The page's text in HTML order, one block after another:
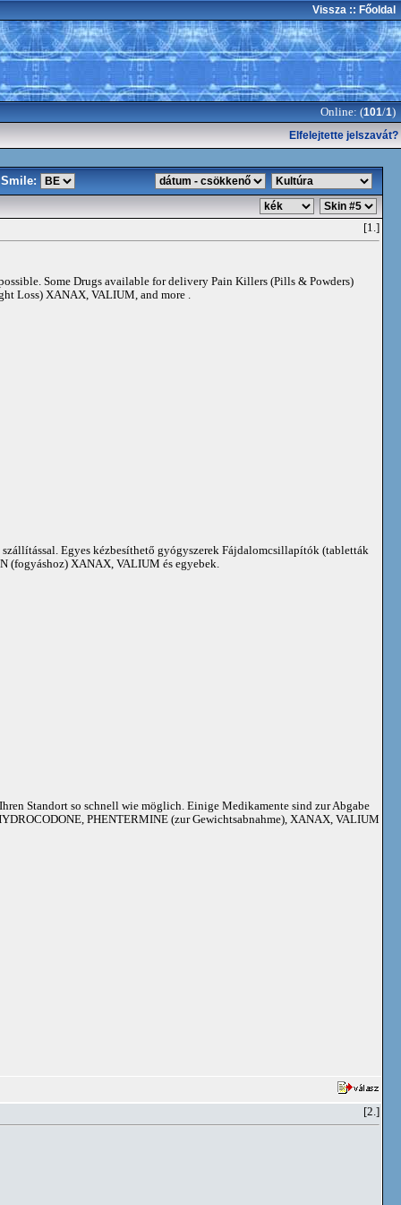
Vissza :: Főoldal
Online: (101/1)
Elfelejtette jelszavát?
Smile:
[1.]
Some Drugs available for delivery Pain Killers (Pills & Powders)
Loss) XANAX, VALIUM, and more .
Egyes kézbesíthető gyógyszerek Fájdalomcsillapítók (tabletták
(fogyáshoz) XANAX, VALIUM és egyebek.
Standort so schnell wie möglich. Einige Medikamente sind zur Abgabe
PHENTERMINE (zur Gewichtsabnahme), XANAX, VALIUM
[2.]